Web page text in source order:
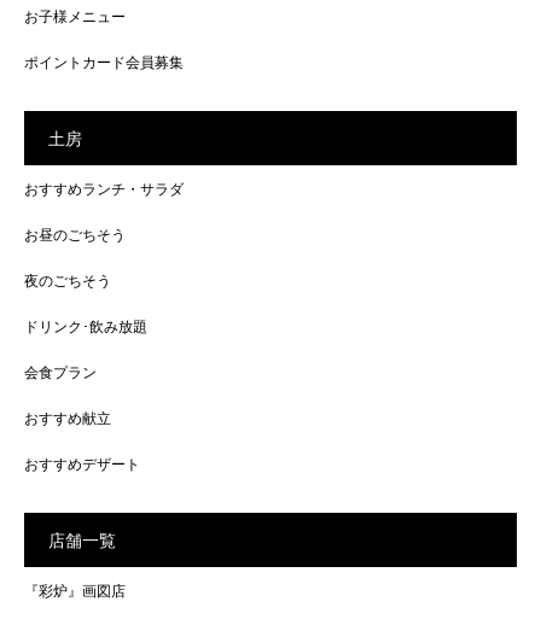
お子様メニュー
ポイントカード会員募集
土房
おすすめランチ・サラダ
お昼のごちそう
夜のごちそう
ドリンク･飲み放題
会食プラン
おすすめ献立
おすすめデザート
店舗一覧
『彩炉』画図店